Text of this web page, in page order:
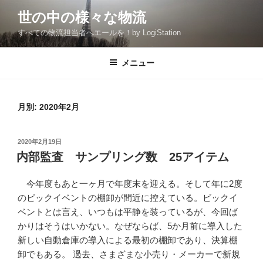
テ
ン
世の中の様々な物流
すべての物流担当者へエールを！by LogiStation
メニュー
月別: 2020年2月
投
稿
日:
2020年2月19日
内部監査 サンプリング数 25アイテム
今年度もあと一ヶ月で年度末を迎える。そして年に2度
のビックイベントの棚卸が間近に控えている。ビックイ
ベントとは言え、いつもは平静を装っているが、今回ば
かりはそうはいかない。なぜならば、5か月前に導入した
新しい自動倉庫の導入による最初の棚卸であり、決算棚
卸でもある。 過去、さまざまな小売り・メーカーで新規